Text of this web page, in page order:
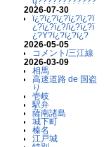
2026-07-30
ï¿?ï¿?ï¿?ï¿?ï¿?ï
¿?ï¿?ï¿?/ï¿?ï¿?ï
¿?Ý?ï¿?ï¿?ï¿?
2026-05-05
コメント/三江線
2026-03-09
相馬
高速道路 de 国盗
り
壱岐
駅弁
薩南諸島
城下町
榛名
江戸城